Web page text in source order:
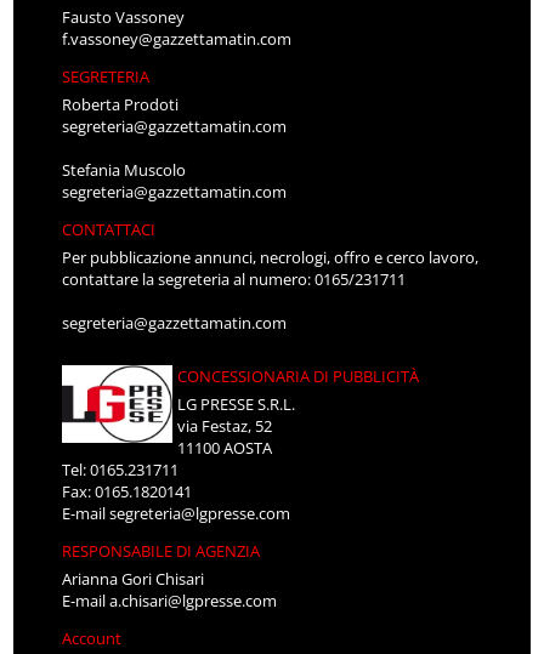
Fausto Vassoney
f.vassoney@gazzettamatin.com
SEGRETERIA
Roberta Prodoti
segreteria@gazzettamatin.com
Stefania Muscolo
segreteria@gazzettamatin.com
CONTATTACI
Per pubblicazione annunci, necrologi, offro e cerco lavoro,
contattare la segreteria al numero: 0165/231711
segreteria@gazzettamatin.com
CONCESSIONARIA DI PUBBLICITÀ
LG PRESSE S.R.L.
via Festaz, 52
11100 AOSTA
Tel: 0165.231711
Fax: 0165.1820141
E-mailsegreteria@lgpresse.com
RESPONSABILE DI AGENZIA
Arianna Gori Chisari
E-maila.chisari@lgpresse.com
Account